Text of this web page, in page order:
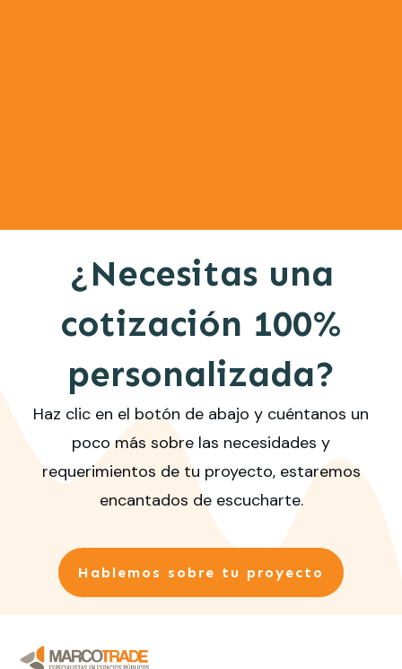
¿Necesitas una
cotización 100%
personalizada?
Haz clic en el botón de abajo y cuéntanos un
poco más sobre las necesidades y
requerimientos de tu proyecto, estaremos
encantados de escucharte.
Hablemos sobre tu proyecto